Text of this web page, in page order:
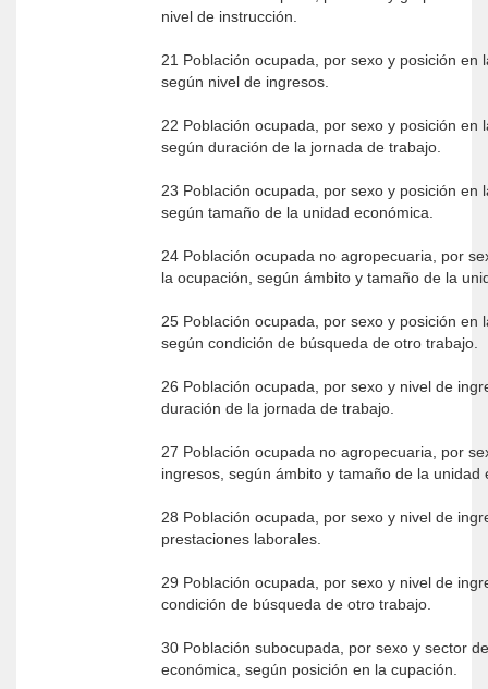
nivel de instrucción.
21 Población ocupada, por sexo y posición en
según nivel de ingresos.
22 Población ocupada, por sexo y posición en
según duración de la jornada de trabajo.
23 Población ocupada, por sexo y posición en
según tamaño de la unidad económica.
24 Población ocupada no agropecuaria, por
la ocupación, según ámbito y tamaño de la
25 Población ocupada, por sexo y posición en
según condición de búsqueda de otro trabajo.
26 Población ocupada, por sexo y nivel de
duración de la jornada de trabajo.
27 Población ocupada no agropecuaria, por
ingresos, según ámbito y tamaño de la unidad
28 Población ocupada, por sexo y nivel de
prestaciones laborales.
29 Población ocupada, por sexo y nivel de
condición de búsqueda de otro trabajo.
30 Población subocupada, por sexo y sector
económica, según posición en la cupación.